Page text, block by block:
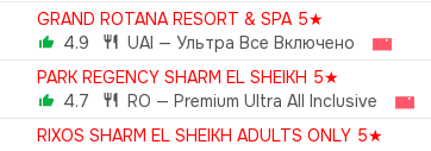
GRAND ROTANA RESORT & SPA 5★
4.9
UAI — Ультра Все Включено
PARK REGENCY SHARM EL SHEIKH 5★
4.7
RO — Premium Ultra All Inclusive
RIXOS SHARM EL SHEIKH ADULTS ONLY 5★